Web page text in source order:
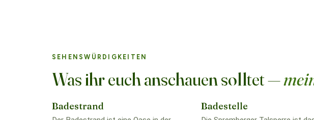
SEHENSWÜRDIGKEITEN
Was ihr euch anschauen solltet —
Badestrand Badestelle